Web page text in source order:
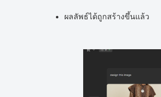
ผลลัพธ์ได้ถูกสร้างขึ้นแล้ว